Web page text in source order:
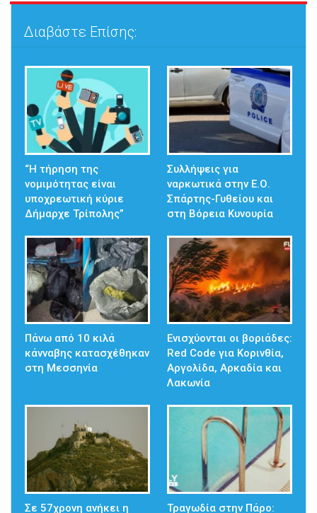
Διαβάστε Επίσης:
“Η τήρηση της
νομιμότητας είναι
υποχρεωτική κύριε
Δήμαρχε Τρίπολης”
Συλλήψεις για
ναρκωτικά στην Ε.Ο.
Σπάρτης-Γυθείου και
στη Βόρεια Κυνουρία
Πάνω από 10 κιλά
κάνναβης κατασχέθηκαν
στη Μεσσηνία
Ενισχύονται οι βοριάδες:
Red Code για Κορινθία,
Αργολίδα, Αρκαδία και
Λακωνία
Σε 57χρονη ανήκει η Τραγωδία στην Πάρο: